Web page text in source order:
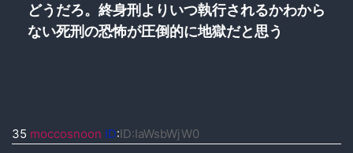
どうだろ。終身刑よりいつ執行されるかわから
ない死刑の恐怖が圧倒的に地獄だと思う
35 moccosnoon ID:ID:IaWsbWjW0